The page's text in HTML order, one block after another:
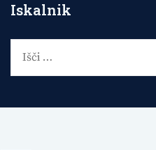
Iskalnik